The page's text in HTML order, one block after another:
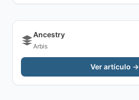
Ancestry
Arbis
Ver artículo →